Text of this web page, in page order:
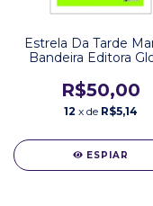
Estrela Da Tarde
Bandeira Editora
R$50,00
12 x de R$5,14
ESPIAR